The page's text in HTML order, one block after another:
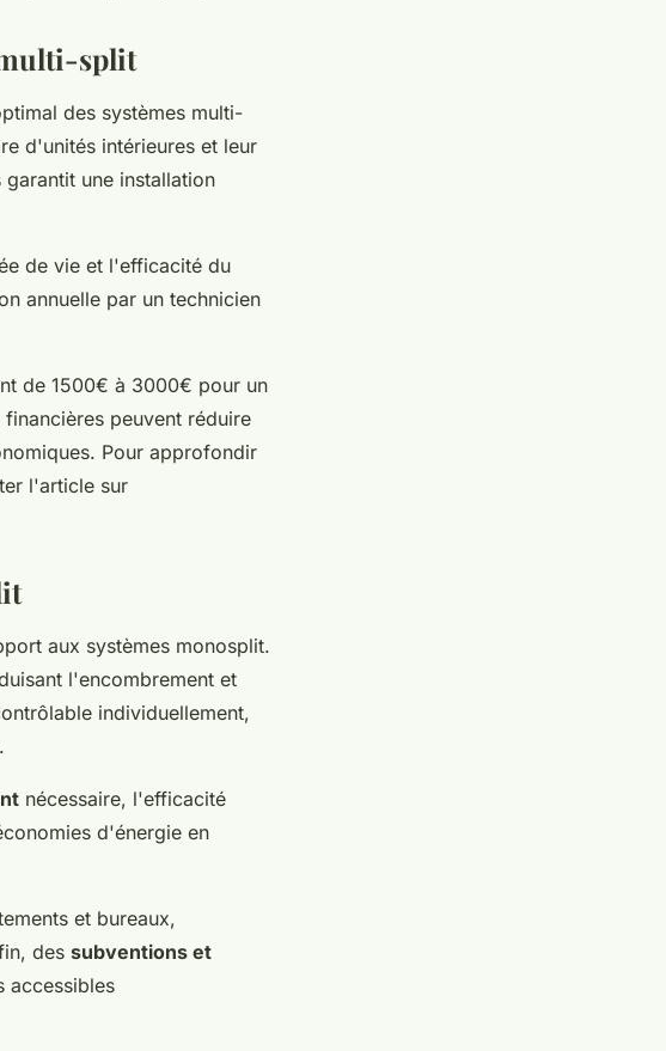
split
des systèmes multi-
d'unités intérieures et leur
une installation
de vie et l'efficacité du
annuelle par un technicien
de 1500€ à 3000€ pour un
peuvent réduire
Pour approfondir
l'article sur
aux systèmes monosplit.
l'encombrement et
individuellement,
nécessaire, l'efficacité
d'énergie en
et bureaux,
des subventions et
accessibles